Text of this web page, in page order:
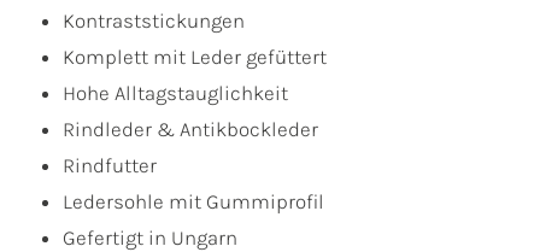
Kontraststickungen
Komplett mit Leder gefüttert
Hohe Alltagstauglichkeit
Rindleder & Antikbockleder
Rindfutter
Ledersohle mit Gummiprofil
Gefertigt in Ungarn